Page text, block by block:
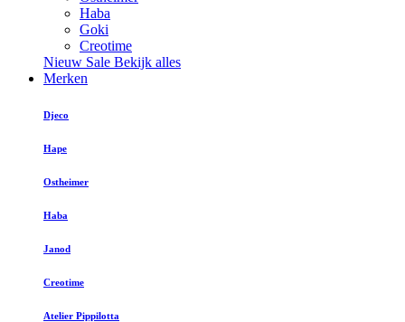
Haba
Goki
Creotime
Nieuw Sale Bekijk alles
Merken
Djeco
Hape
Ostheimer
Haba
Janod
Creotime
Atelier Pippilotta